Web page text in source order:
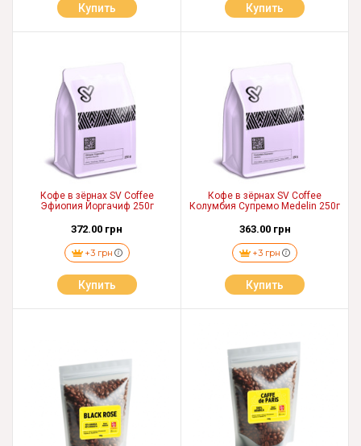
Купить Купить
Кофе в зёрнах SV Coffee
Эфиопия Йоргачиф 250г
372.00 грн
+3 грн
Купить
Кофе в зёрнах SV Coffee
Колумбия Супремо Medelin 250г
363.00 грн
+3 грн
Купить